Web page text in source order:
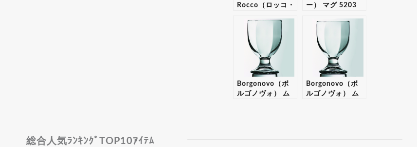
Rocco（ロッコ・
ラディオ ピルス
ナー0.25 6個入り
セット 【ギフ
ト・プレゼント対
応可】
ー） マグ 5203
【ギフト・プレゼ
ント対応可】
Borgonovo（ボ
ルゴノヴォ） ム
Borgonovo（ボ
ルゴノヴォ） ム
総合人気ﾗﾝｷﾝｸﾞTOP10ｱｲﾃﾑ